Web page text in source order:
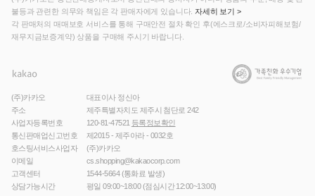
불등과 관련한 의무와 책임은 각 판매자에게 있습니다. 자세히 보기 >
각 판매처의 매매보호 서비스를 통해 구매안전 절차 확인 후(에스크로/소비자피해보험/
재무지금보증계약) 상품을 구매해 주시기 바랍니다.
(주)카카오
대표이사 정신아
주소
제주특별자치도 제주시 첨단로 242
사업자등록번호
120-81-47521 등록정보확인
통신판매업신고번호
제2015 - 제주아라 - 0032호
호스팅서비스사업자
(주)카카오
이메일
cs.shopping@kakaocorp.com
고객센터
1544-5664(통화료 발생)
상담가능시간
평일 09:00~18:00 (점심시간 12:00~13:00)